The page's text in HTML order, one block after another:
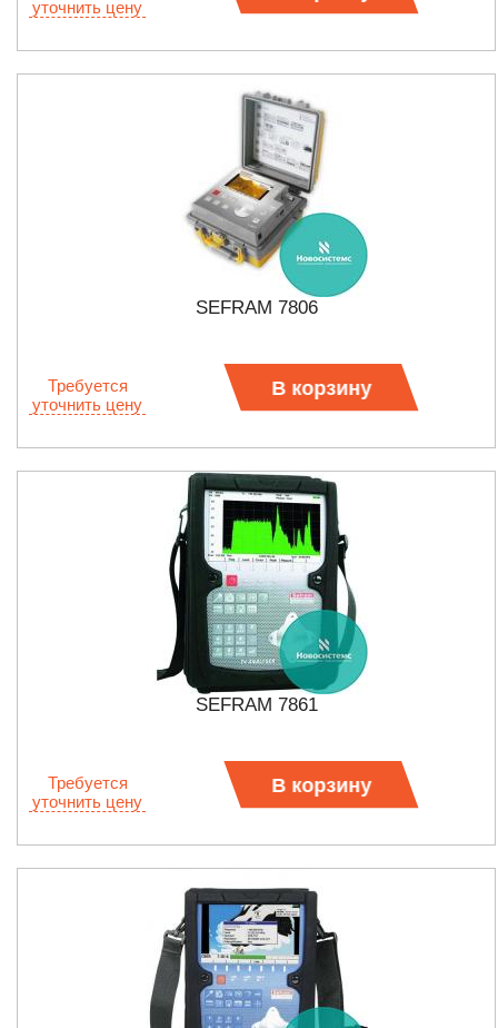
уточнить цену
SEFRAM 7806
Требуется
уточнить цену
В корзину
SEFRAM 7861
Требуется
уточнить цену
В корзину